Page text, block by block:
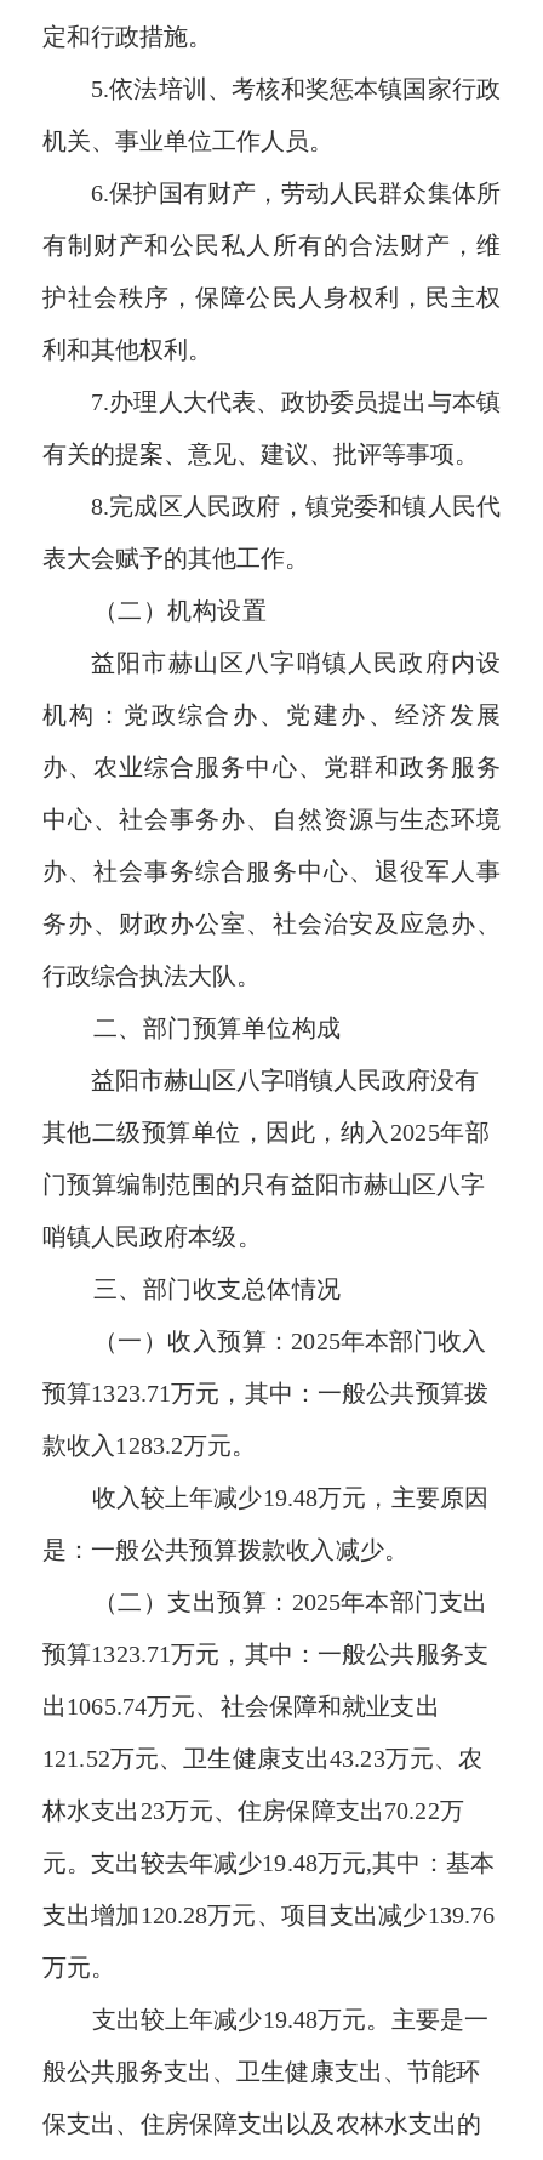
定和行政措施。
5.依法培训、考核和奖惩本镇国家行政
机关、事业单位工作人员。
6.保护国有财产，劳动人民群众集体所
有制财产和公民私人所有的合法财产，维
护社会秩序，保障公民人身权利，民主权
利和其他权利。
7.办理人大代表、政协委员提出与本镇
有关的提案、意见、建议、批评等事项。
8.完成区人民政府，镇党委和镇人民代
表大会赋予的其他工作。
（二）机构设置
益阳市赫山区 八字哨镇人民政府内设
机构： 党政综合办、 党建办、 经济发展
办、农业综合服务中心、 党群和政务服务
中心、社会事务办、自然资源与生态环境
办、社会事务综合服务中心、 退役军人事
务办、 财政办公室、 社会治安及应急办、
行政综合执法大队 。
二、部门预算单位构成
益阳市赫山区八字哨镇人民政府没有
其他二级预算单位，因此，纳入 2025年部
门预算编制范围的只有益阳市赫山区八字
哨镇人民政府本级。
三、部门收支总体情况
（一）收入预算 ： 2025年本部门收入
预算1323.71万元，其中 ： 一般公共预算拨
款收入1283.2万元。
收入较上年减少19.48万元，主要原因
是 ： 一般公共预算拨款收入减少。
（二）支出预算： 2025年本部门支出
预算1323.71万元，其中 ： 一般公共服务支
出1065.74万元、 社会保障和就业支出
121.52万元、 卫生健康支出43.23万元、农
林水支出 23万元、住房保障支出70.22万
元。支出较去年减少19.48万元,其中：基本
支出增加120.28万元、项目支出减少139.76
万元。
支出较上年减少19.48万元。主要是一
般公共服务支出 、卫生健康支出、节能环
保支出、住房保障支出以及农林水支出的